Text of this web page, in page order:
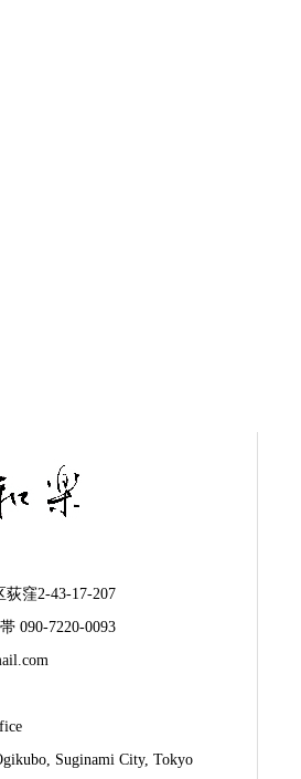
窪2-43-17-207
090-7220-0093
Suginami City, Tokyo